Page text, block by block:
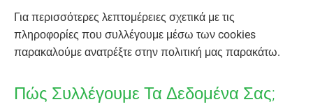
Για περισσότερες λεπτομέρειες σχετικά με τις
πληροφορίες που συλλέγουμε μέσω των cookies
παρακαλούμε ανατρέξτε στην πολιτική μας παρακάτω.
Πώς Συλλέγουμε Τα Δεδομένα Σας;